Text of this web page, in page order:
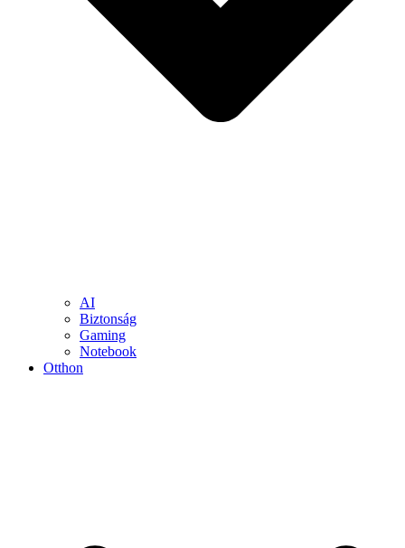
AI
Biztonság
Gaming
Notebook
Otthon